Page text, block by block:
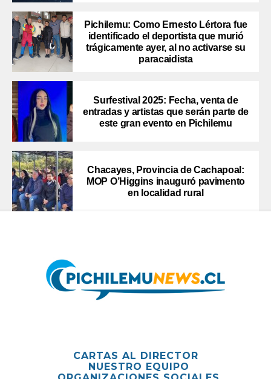
Pichilemu: Como Ernesto Lértora fue
identificado el deportista que murió
trágicamente ayer, al no activarse su
paracaidista
Surfestival 2025: Fecha, venta de
entradas y artistas que serán parte de
este gran evento en Pichilemu
Chacayes, Provincia de Cachapoal:
MOP O’Higgins inauguró pavimento
en localidad rural
CARTAS AL DIRECTOR
NUESTRO EQUIPO